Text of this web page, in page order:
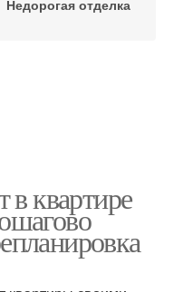
Недорогая отделка
в квартире